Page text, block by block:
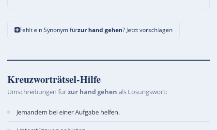
Fehlt ein Synonym fürzur hand gehen? Jetzt vorschlagen
Kreuzworträtsel-Hilfe
Umschreibungen fürzur hand gehen als Lösungswort:
Jemandem bei einer Aufgabe helfen.